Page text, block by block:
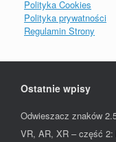
Polityka Cookies
Polityka prywatności
Regulamin Strony
Ostatnie wpisy
Odwieszacz znaków
VR, AR, XR – część